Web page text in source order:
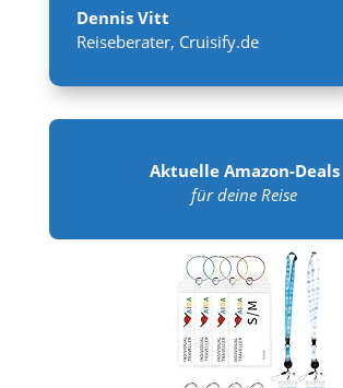
Dennis Vitt
Reiseberater, Cruisify.de
Aktuelle Amazon-Deals
für deine Reise